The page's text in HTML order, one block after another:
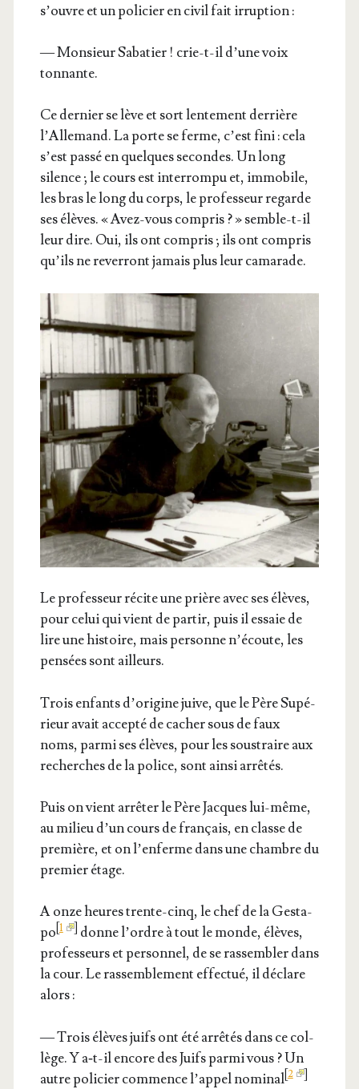
s’ouvre et un poli­cier en civil fait irruption :
— Mon­sieur Saba­tier ! crie-t-il d’une voix
tonnante.
Ce der­nier se lève et sort len­te­ment der­rière
l’Al­le­mand. La porte se ferme, c’est fini : cela
s’est pas­sé en quelques secondes. Un long
silence ; le cours est inter­rom­pu et, immo­bile,
les bras le long du corps, le pro­fes­seur regarde
ses élèves. « Avez-vous com­pris ? » semble-t-il
leur dire. Oui, ils ont com­pris ; ils ont com­pris
qu’ils ne rever­ront jamais plus leur camarade.
Le pro­fes­seur récite une prière avec ses élèves,
pour celui qui vient de par­tir, puis il essaie de
lire une his­toire, mais per­sonne n’é­coute, les
pen­sées sont ailleurs.
Trois enfants d’o­ri­gine juive, que le Père Supé­
rieur avait accep­té de cacher sous de faux
noms, par­mi ses élèves, pour les sous­traire aux
recherches de la police, sont ain­si arrêtés.
Puis on vient arrê­ter le Père Jacques lui-même,
au milieu d’un cours de fran­çais, en classe de
pre­mière, et on l’en­ferme dans une chambre du
pre­mier étage.
A onze heures trente-cinq, le chef de la Ges­ta­
po 1 ] donne l’ordre à tout le monde, élèves,
pro­fes­seurs et per­son­nel, de se ras­sem­bler dans
la cour. Le ras­sem­ble­ment effec­tué, il déclare
alors :
— Trois élèves juifs ont été arrê­tés dans ce col­
lège. Y a‑t-il encore des Juifs par­mi vous ? Un
autre poli­cier com­mence l’ap­pel nomi­nal[2 ]